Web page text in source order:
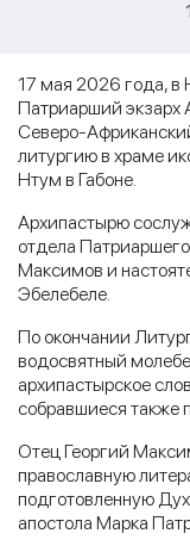
17 мая 2026 года, в
Патриарший экзарх
Северо-
литургию в храме
Нтум в Габоне.
Архипастырю
отдела
Максимов и
Эбелебеле.
По окончании
водосвятный
архипастырское
собравшиеся также
Отец Георгий
православную
подготовленную
апостола Марка